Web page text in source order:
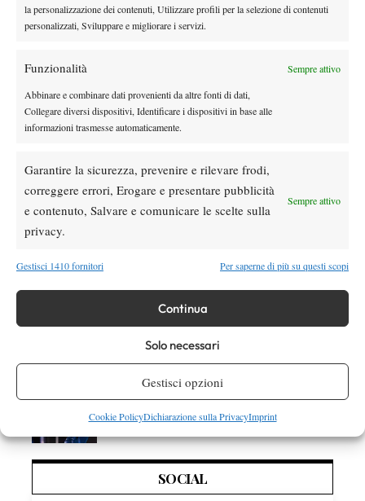
la personalizzazione dei contenuti, Utilizzare profili per la selezione di contenuti
personalizzati, Sviluppare e migliorare i servizi.
Funzionalità Sempre attivo
Abbinare e combinare dati provenienti da altre fonti di dati,
Collegare diversi dispositivi, Identificare i dispositivi in base alle
informazioni trasmesse automaticamente.
Garantire la sicurezza, prevenire e rilevare frodi,
correggere errori, Erogare e presentare pubblicità
e contenuto, Salvare e comunicare le scelte sulla
privacy.
Sempre attivo
Gestisci 1410 fornitori Per saperne di più su questi scopi
Continua
Solo necessari
Gestisci opzioni
Cookie PolicyDichiarazione sulla PrivacyImprint
DI TENDENZA
Atp News
Arnaldi ko, Darderi resta l’ultima speranza
azzurra
Atp News
Masters 1000 Montreal 2026:
Masters 1000 Cincinnati 2026: forfait di
Quinn, Sonego entra nel tabellone
SOCIAL